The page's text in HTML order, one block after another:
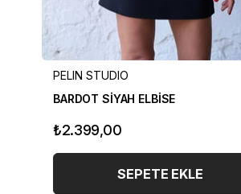
PELIN STUDIO
BARDOT SİYAH ELBİSE
₺2.399,00
SEPETE EKLE